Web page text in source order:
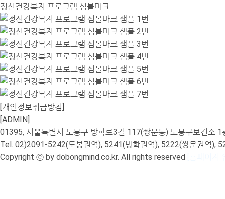
정신건강복지 프로그램 심볼마크
[개인정보취급방침]
[ADMIN]
01395, 서울특별시 도봉구 방학로3길 117(쌍문동) 도봉구보건소
Tel. 02)2091-5242(도봉권역), 5241(방학권역), 5222(쌍문권역
Copyright ⓒ by dobongmind.co.kr. All rights reserved